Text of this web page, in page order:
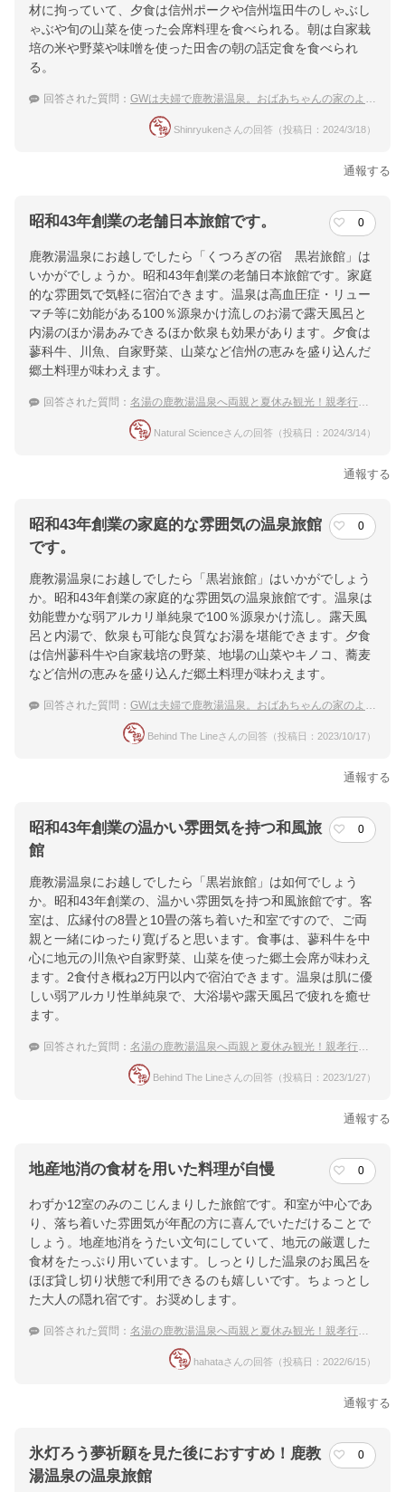
材に拘っていて、夕食は信州ポークや信州塩田牛のしゃぶし
ゃぶや旬の山菜を使った会席料理を食べられる。朝は自家栽
培の米や野菜や味噌を使った田舎の朝の話定食を食べられ
る。
回答された質問： GWは夫婦で鹿教湯温泉。おばあちゃんの家のような落ち着きの宿は？
Shinryukenさんの回答（投稿日：2024/3/18）
通報する
昭和43年創業の老舗日本旅館です。 0
鹿教湯温泉にお越しでしたら「くつろぎの宿 黒岩旅館」は
いかがでしょうか。昭和43年創業の老舗日本旅館です。家庭
的な雰囲気で気軽に宿泊できます。温泉は高血圧症・リュー
マチ等に効能がある100％源泉かけ流しのお湯で露天風呂と
内湯のほか湯あみできるほか飲泉も効果があります。夕食は
蓼科牛、川魚、自家野菜、山菜など信州の恵みを盛り込んだ
郷土料理が味わえます。
回答された質問： 名湯の鹿教湯温泉へ両親と夏休み観光！親孝行におすすめの温泉宿
Natural Scienceさんの回答（投稿日：2024/3/14）
通報する
昭和43年創業の家庭的な雰囲気の温泉旅館
です。
0
鹿教湯温泉にお越しでしたら「黒岩旅館」はいかがでしょう
か。昭和43年創業の家庭的な雰囲気の温泉旅館です。温泉は
効能豊かな弱アルカリ単純泉で100％源泉かけ流し。露天風
呂と内湯で、飲泉も可能な良質なお湯を堪能できます。夕食
は信州蓼科牛や自家栽培の野菜、地場の山菜やキノコ、蕎麦
など信州の恵みを盛り込んだ郷土料理が味わえます。
回答された質問： GWは夫婦で鹿教湯温泉。おばあちゃんの家のような落ち着きの宿は？
Behind The Lineさんの回答（投稿日：2023/10/17）
通報する
昭和43年創業の温かい雰囲気を持つ和風旅
館
0
鹿教湯温泉にお越しでしたら「黒岩旅館」は如何でしょう
か。昭和43年創業の、温かい雰囲気を持つ和風旅館です。客
室は、広縁付の8畳と10畳の落ち着いた和室ですので、ご両
親と一緒にゆったり寛げると思います。食事は、蓼科牛を中
心に地元の川魚や自家野菜、山菜を使った郷土会席が味わえ
ます。2食付き概ね2万円以内で宿泊できます。温泉は肌に優
しい弱アルカリ性単純泉で、大浴場や露天風呂で疲れを癒せ
ます。
回答された質問： 名湯の鹿教湯温泉へ両親と夏休み観光！親孝行におすすめの温泉宿
Behind The Lineさんの回答（投稿日：2023/1/27）
通報する
地産地消の食材を用いた料理が自慢 0
わずか12室のみのこじんまりした旅館です。和室が中心であ
り、落ち着いた雰囲気が年配の方に喜んでいただけることで
しょう。地産地消をうたい文句にしていて、地元の厳選した
食材をたっぷり用いています。しっとりした温泉のお風呂を
ほぼ貸し切り状態で利用できるのも嬉しいです。ちょっとし
た大人の隠れ宿です。お奨めします。
回答された質問： 名湯の鹿教湯温泉へ両親と夏休み観光！親孝行におすすめの温泉宿
hahataさんの回答（投稿日：2022/6/15）
通報する
氷灯ろう夢祈願を見た後におすすめ！鹿教
湯温泉の温泉旅館
0